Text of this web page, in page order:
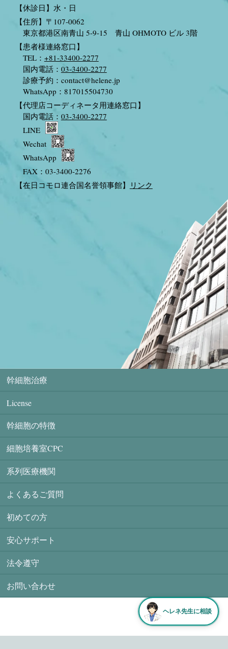
ヘレネ先生に相談
【休診日】水・日
【住所】〒107-0062
東京都港区南青山 5-9-15 青山 OHMOTO ビル 3階
【患者様連絡窓口】
TEL： +81-33400-2277
国内電話： 03-3400-2277
診療予約： contact@helene.jp
WhatsApp：817015504730
【代理店コーディネータ用連絡窓口】
国内電話： 03-3400-2277
LINE
Wechat
WhatsApp
FAX：03-3400-2276
【在日コモロ連合国名誉領事館】 リンク
幹細胞治療
License
幹細胞の特徴
細胞培養室CPC
系列医療機関
よくあるご質問
初めての方
安心サポート
法令遵守
お問い合わせ